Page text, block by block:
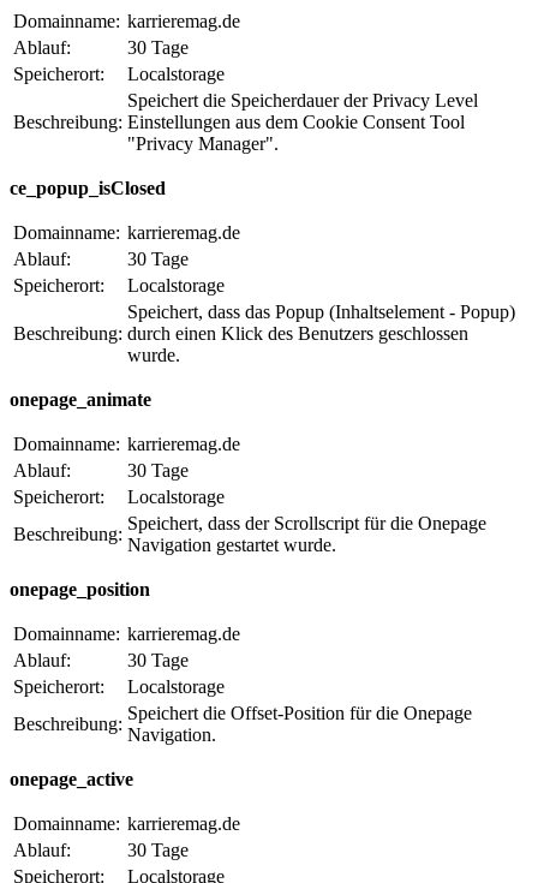
Domainname: karrieremag.de
Ablauf:
30 Tage
Speicherort:
Localstorage
Beschreibung:
Speichert die Speicherdauer der Privacy Level
Einstellungen aus dem Cookie Consent Tool
"Privacy Manager".
ce_popup_isClosed
Domainname: karrieremag.de
Ablauf:
30 Tage
Speicherort:
Localstorage
Beschreibung:
Speichert, dass das Popup (Inhaltselement - Popup)
durch einen Klick des Benutzers geschlossen
wurde.
onepage_animate
Domainname: karrieremag.de
Ablauf:
30 Tage
Speicherort:
Localstorage
Beschreibung:
Speichert, dass der Scrollscript für die Onepage
Navigation gestartet wurde.
onepage_position
Domainname: karrieremag.de
Ablauf:
30 Tage
Speicherort:
Localstorage
Beschreibung:
Speichert die Offset-Position für die Onepage
Navigation.
onepage_active
Domainname: karrieremag.de
Ablauf:
30 Tage
Speicherort:
Localstorage